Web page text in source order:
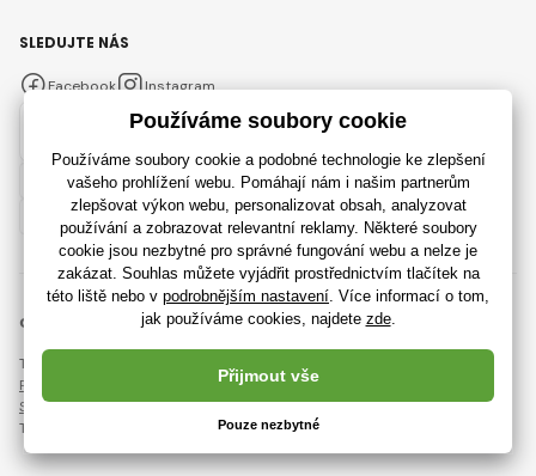
SLEDUJTE NÁS
Facebook Instagram
© 2018 - 2026 RajHracky.cz, Všechna práva vyhrazena
Tato stránka je chráněna pomocí reCAPTCHA a platí
Pravidla ochrany osobních údajůspolečnosti Google a jejich
Smluvní podmínky.
Tvorba výkonných internetových obchodů od